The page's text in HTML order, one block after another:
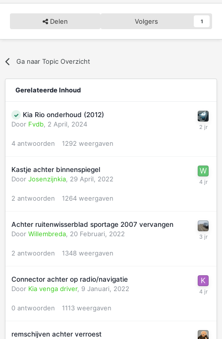
Delen Volgers 1
Ga naar Topic Overzicht
Gerelateerde Inhoud
Kia Rio onderhoud (2012)
Door Fvdb 2 April, 2024
4 antwoorden 1292 weergaven
Kastje achter binnenspiegel
Door Josenzijnkia 29 April, 2022
2 antwoorden 1264 weergaven
Achter ruitenwisserblad sportage 2007 vervangen
Door Willembreda 20 Februari, 2022
2 antwoorden 1348 weergaven
Connector achter op radio/navigatie
Door Kia venga driver, 9 Januari, 2022
0 antwoorden 1113 weergaven
remschijven achter verroest